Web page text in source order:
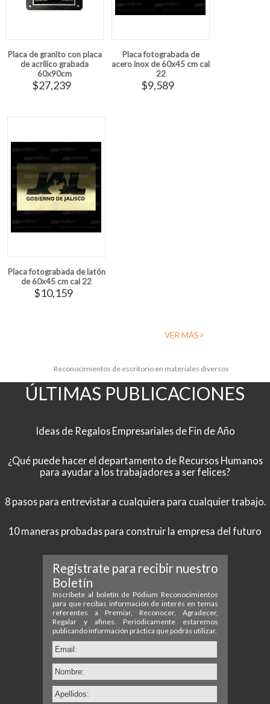
Placa de granito con placa
de acrílico grabada
60x90cm
$27,239
Placa fotograbada de
acero inox de 60x45 cm cal
22
$9,589
Placa fotograbada de latón
de 60x45 cm cal 22
$10,159
VER MÁS>
Reconocimientos de escritorio en materiales diversos
ÚLTIMAS PUBLICACIONES
Ideas de Regalos Empresariales de Fin de Año
¿Qué puede hacer el departamento de Recursos Humanos
para ayudar a los trabajadores a ser felices?
8 pasos para entrevistar a cualquiera para cualquier trabajo.
10 maneras probadas para construir la empresa del futuro